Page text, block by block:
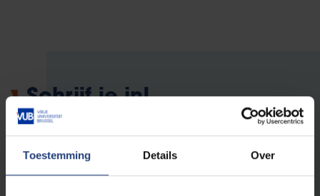
Toestemming Details Over
Schrijf je in!
VUB?
We helpen je graag zo
vlot mogelijk door de